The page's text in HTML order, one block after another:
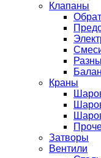
Клапаны
Краны
Затворы
Вентили